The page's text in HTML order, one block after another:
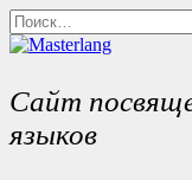
Перейти
к
содержанию
Search
for:
Сайт
языков